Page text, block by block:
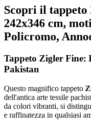
Scopri il
242x346 cm,
Policromo,
Tappeto Zigler Fine:
Pakistan
Questo magnifico tappeto
dell'antica arte tessile
da colori vibranti, si
e raffinatezza in qualsiasi